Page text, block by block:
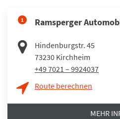
1 Ramsperger
Hindenburgstr. 45
73230 Kirchheim
+49 7021 – 9924037
Route berechnen
MEHR